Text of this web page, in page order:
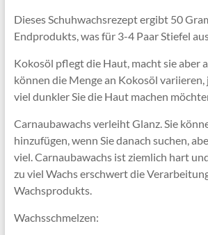
Dieses Schuhwachsrezept ergibt 50
Endprodukts, was für 3-4 Paar Stiefel
Kokosöl pflegt die Haut, macht sie aber
können die Menge an Kokosöl variieren,
viel dunkler Sie die Haut machen
Carnaubawachs verleiht Glanz. Sie
hinzufügen, wenn Sie danach suchen,
viel. Carnaubawachs ist ziemlich hart
zu viel Wachs erschwert die
Wachsprodukts.
Wachsschmelzen: